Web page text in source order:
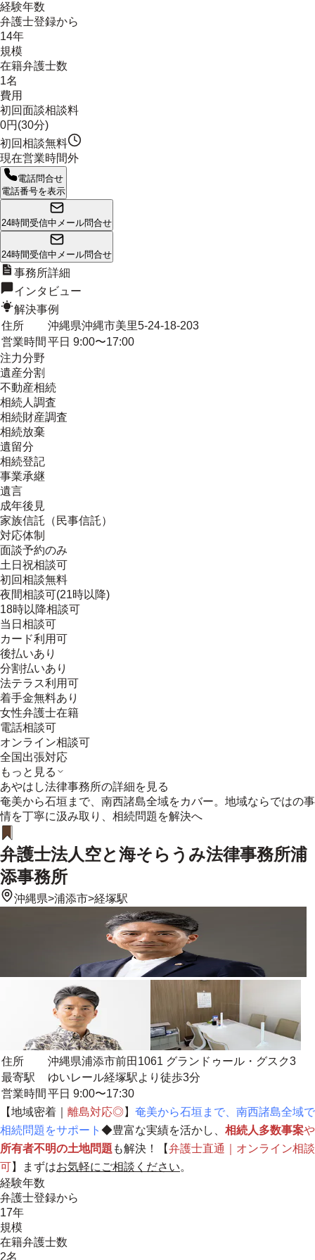
経験年数
弁護士登録から
14年
規模
在籍弁護士数
1名
費用
初回面談相談料
0円(30分)
初回相談無料
現在営業時間外
電話問合せ
電話番号を表示
24時間受信中 メール問合せ
24時間受信中 メール問合せ
事務所詳細
インタビュー
解決事例
住所
沖縄県沖縄市美里5-24-18-203
営業時間 平日 9:00〜17:00
注力分野
遺産分割
不動産相続
相続人調査
相続財産調査
相続放棄
遺留分
相続登記
事業承継
遺言
成年後見
家族信託（民事信託）
対応体制
面談予約のみ
土日祝相談可
初回相談無料
夜間相談可(21時以降)
18時以降相談可
当日相談可
カード利用可
後払いあり
分割払いあり
法テラス利用可
着手金無料あり
女性弁護士在籍
電話相談可
オンライン相談可
全国出張対応
もっと見る
あやはし法律事務所の詳細を見る
奄美から石垣まで、南西諸島全域をカバー。地域ならではの事
情を丁寧に汲み取り、相続問題を解決へ
弁護士法人空と海そらうみ法律事務所浦
添事務所
沖縄県>浦添市>経塚駅
住所
沖縄県浦添市前田1061 グランドゥール・グスク3
最寄駅
ゆいレール経塚駅より徒歩3分
営業時間 平日 9:00〜17:30
【地域密着 離島対応◎】 奄美から石垣まで、南西諸島全域で
相続問題をサポート ◆豊富な実績を活かし、 相続人多数事案や
所有者不明の土地問題 も解決！【弁護士直通｜オンライン相談
可】まずはお気軽にご相談ください。
経験年数
弁護士登録から
17年
規模
在籍弁護士数
2名